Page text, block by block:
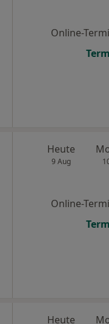
Online-
Heute
9 Aug
Online-
Heute